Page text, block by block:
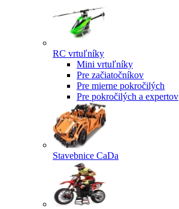
RC vrtuľníky
Mini vrtuľníky
Pre začiatočníkov
Pre mierne pokročilých
Pre pokročilých a expertov
Stavebnice CaDa